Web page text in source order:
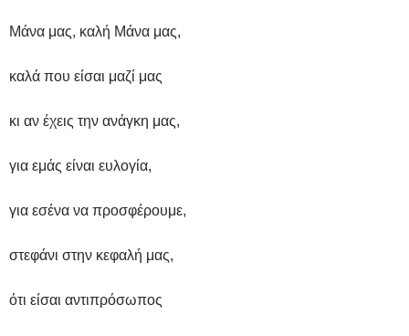
Μάνα μας, καλή Μάνα μας,
καλά που είσαι μαζί μας
κι αν έχεις την ανάγκη μας,
για εμάς είναι ευλογία,
για εσένα να προσφέρουμε,
στεφάνι στην κεφαλή μας,
ότι είσαι αντιπρόσωπος